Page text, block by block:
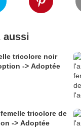
aussi
tricolore noir
-> Adoptée
tricolore de
-> Adoptée